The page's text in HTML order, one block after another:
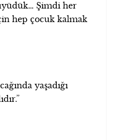
Şimdi her
hep çocuk kalmak
yaşadığı